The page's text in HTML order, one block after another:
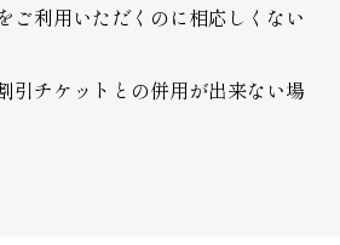
ご利用いただくのに相応しくない
引チケットとの併用が出来ない場